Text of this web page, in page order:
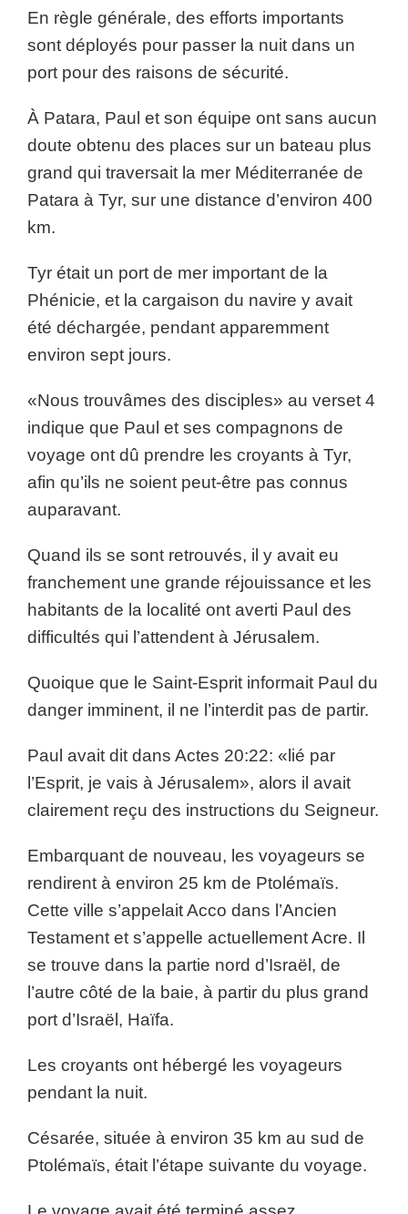
En règle générale, des efforts importants
sont déployés pour passer la nuit dans un
port pour des raisons de sécurité.
À Patara, Paul et son équipe ont sans aucun
doute obtenu des places sur un bateau plus
grand qui traversait la mer Méditerranée de
Patara à Tyr, sur une distance d’environ 400
km.
Tyr était un port de mer important de la
Phénicie, et la cargaison du navire y avait
été déchargée, pendant apparemment
environ sept jours.
«Nous trouvâmes des disciples» au verset 4
indique que Paul et ses compagnons de
voyage ont dû prendre les croyants à Tyr,
afin qu’ils ne soient peut-être pas connus
auparavant.
Quand ils se sont retrouvés, il y avait eu
franchement une grande réjouissance et les
habitants de la localité ont averti Paul des
difficultés qui l’attendent à Jérusalem.
Quoique que le Saint-Esprit informait Paul du
danger imminent, il ne l’interdit pas de partir.
Paul avait dit dans Actes 20:22: «lié par
l’Esprit, je vais à Jérusalem», alors il avait
clairement reçu des instructions du Seigneur.
Embarquant de nouveau, les voyageurs se
rendirent à environ 25 km de Ptolémaïs.
Cette ville s’appelait Acco dans l’Ancien
Testament et s’appelle actuellement Acre. Il
se trouve dans la partie nord d’Israël, de
l’autre côté de la baie, à partir du plus grand
port d’Israël, Haïfa.
Les croyants ont hébergé les voyageurs
pendant la nuit.
Césarée, située à environ 35 km au sud de
Ptolémaïs, était l’étape suivante du voyage.